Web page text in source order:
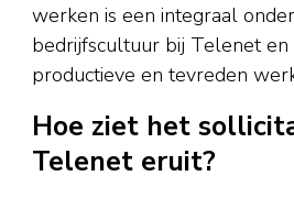
werken is een integraal
bedrijfscultuur bij Telenet en
productieve en tevreden
Hoe ziet het
Telenet eruit?